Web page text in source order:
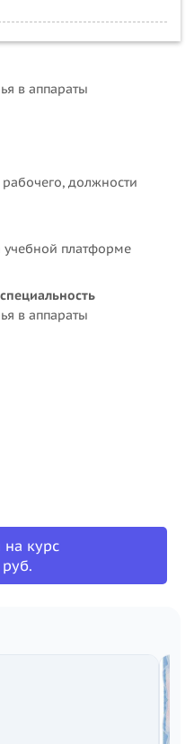
в аппараты
должности
платформе
в аппараты
на курс